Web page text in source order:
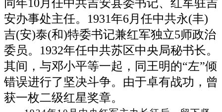
同年10月任中共吉安县委书记、红军驻吉
安办事处主任。1931年6月任中共永(丰)
吉(安)泰(和)特委书记兼红军独立5师政治
委员。1932年任中共苏区中央局秘书长。
其间，与邓小平等一起，同王明的“左”倾
错误进行了坚决斗争。由于卓有战功，曾
获一枚二级红星奖章。